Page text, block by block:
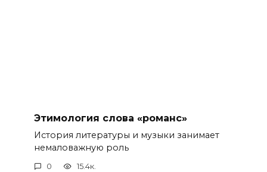
Этимология слова «романс»
История литературы и музыки занимает
немаловажную роль
0 15.4к.